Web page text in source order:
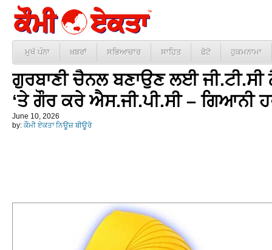
ਮੁਖੱ ਪੰਨਾ ਖ਼ਬਰਾਂ ਸਭਿਆਚਾਰ ਸਾਹਿਤ ਫੋਟੋ ਹੁਕਮਨਾਮਾ
ਗੁਰਬਾਣੀ ਚੈਨਲ ਬਣਾਉਣ ਲਈ
‘ਤੇ ਗੌਰ ਕਰੇ ਐਸ.ਜੀ.ਪੀ.ਸੀ – ਗਿਆਨੀ
June 10, 2026
by: ਕੌਮੀ ਏਕਤਾ ਨਿਊਜ਼ ਬੀਊਰੋ